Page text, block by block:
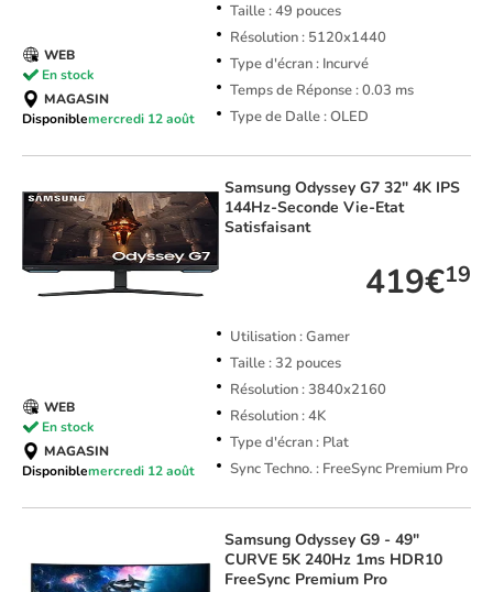
Taille : 49 pouces
Résolution : 5120x1440
Type d'écran : Incurvé
Temps de Réponse : 0.03 ms
Type de Dalle : OLED
WEB
En stock
MAGASIN
Disponiblemercredi 12 août
Samsung Odyssey G7 32" 4K IPS
144Hz-Seconde Vie-Etat
Satisfaisant
419€19
Utilisation : Gamer
Taille : 32 pouces
Résolution : 3840x2160
Résolution : 4K
Type d'écran : Plat
Sync Techno. : FreeSync Premium Pro
WEB
En stock
MAGASIN
Disponiblemercredi 12 août
Samsung Odyssey G9 - 49"
CURVE 5K 240Hz 1ms HDR10
FreeSync Premium Pro